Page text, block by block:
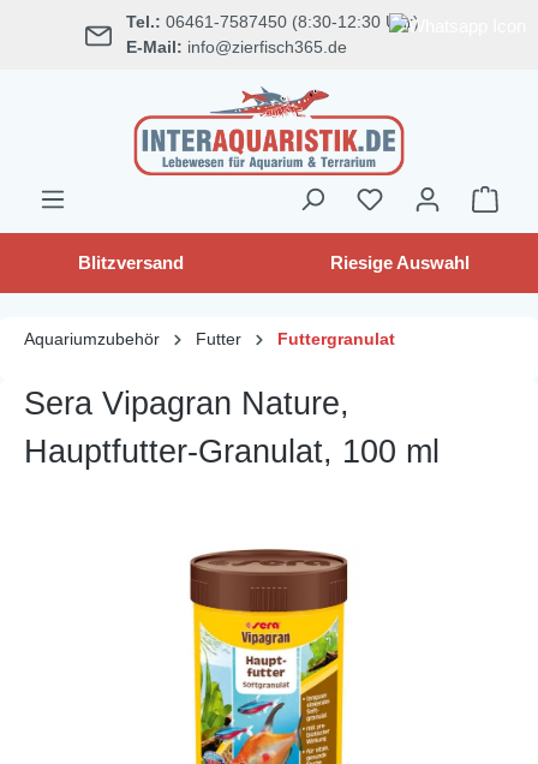
springen Tel.: 06461-7587450 (8:30-12:30 Uhr)
E-Mail: info@zierfisch365.de
Blitzversand Riesige Auswahl
Aquariumzubehör Futter Futtergranulat
Sera Vipagran Nature,
Hauptfutter-Granulat, 100 ml
Bildergalerie überspringen